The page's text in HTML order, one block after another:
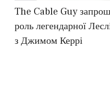
The Cable Guy
роль легендарної
з Джимом Керрі